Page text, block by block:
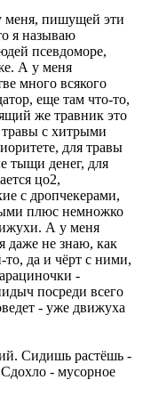
меня, пишущей эти
я называю
псевдоморе,
А у меня
много всякого
еще там что-то,
же травник это
травы с хитрыми
для травы
тыщи денег, для
цо2,
с дропчекерами,
плюс немножко
А у меня
даже не знаю, как
то, да и чёрт с ними,
-
посреди всего
- уже движуха
Сидишь растёшь -
- мусорное